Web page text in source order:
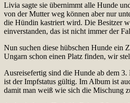
Livia sagte sie übernimmt alle Hunde
von der Mutter weg können aber nur
die Hündin kastriert wird. Die Besitzer
einverstanden, das ist nicht immer der
Nun suchen diese hübschen Hunde ein
Ungarn schon einen Platz finden, wir
Ausreisefertig sind die Hunde ab dem 3.
ist der Impfstatus gültig. Im Album ist
damit man weiß wie sich die Mischung